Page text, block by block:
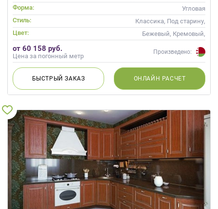
Массив, С патиной
Форма:
Угловая
Стиль:
Классика, Под старину,
Прованс, Неоклассика
Цвет:
Бежевый, Кремовый,
Коричневый, Капучино
от 60 158 руб.
Цена за погонный метр
Произведено:
БЫСТРЫЙЗАКАЗ ОНЛАЙН РАСЧЕТ